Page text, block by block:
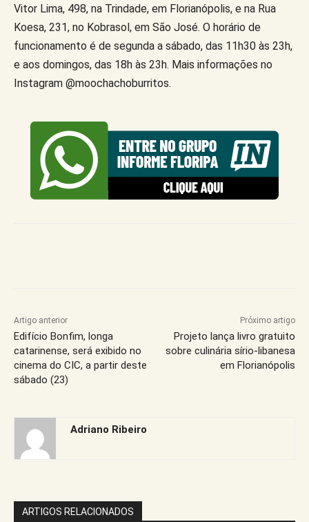
Vitor Lima, 498, na Trindade, em Florianópolis, e na Rua
Koesa, 231, no Kobrasol, em São José. O horário de
funcionamento é de segunda a sábado, das 11h30 às 23h,
e aos domingos, das 18h às 23h. Mais informações no
Instagram @moochachoburritos.
Artigo anterior
Edifício Bonfim, longa
catarinense, será exibido no
cinema do CIC, a partir deste
sábado (23)
Próximo artigo
Projeto lança livro gratuito
sobre culinária sírio-libanesa
em Florianópolis
Adriano Ribeiro
ARTIGOS RELACIONADOS